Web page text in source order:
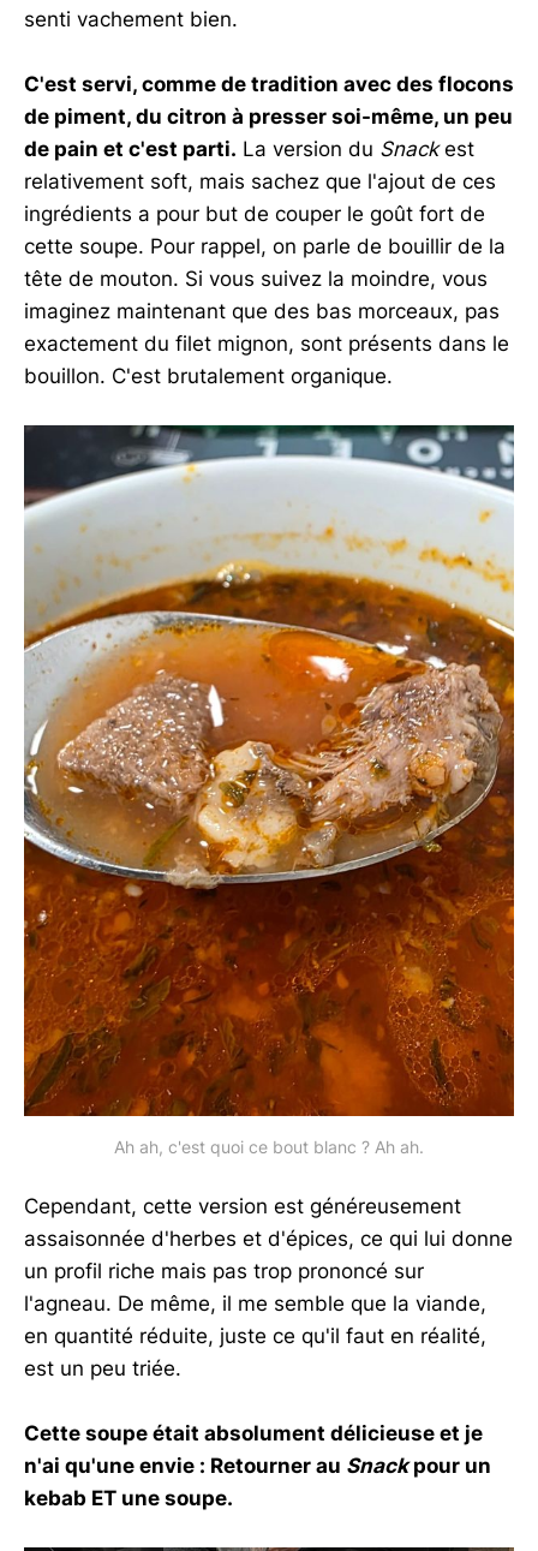
senti vachement bien.
C'est servi, comme de tradition avec des flocons
de piment, du citron à presser soi-même, un peu
de pain et c'est parti. La version du Snackest
relativement soft, mais sachez que l'ajout de ces
ingrédients a pour but de couper le goût fort de
cette soupe. Pour rappel, on parle de bouillir de la
tête de mouton. Si vous suivez la moindre, vous
imaginez maintenant que des bas morceaux, pas
exactement du filet mignon, sont présents dans le
bouillon. C'est brutalement organique.
Ah ah, c'est quoi ce bout blanc ? Ah ah.
Cependant, cette version est généreusement
assaisonnée d'herbes et d'épices, ce qui lui donne
un profil riche mais pas trop prononcé sur
l'agneau. De même, il me semble que la viande,
en quantité réduite, juste ce qu'il faut en réalité,
est un peu triée.
Cette soupe était absolument délicieuse et je
n'ai qu'une envie : Retourner au Snackpour un
kebab ET une soupe.